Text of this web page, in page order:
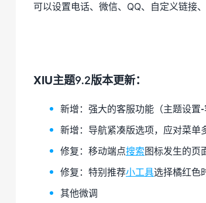
可以设置电话、微信、QQ、自定义链接
XIU主题9.2版本更新：
新增：强大的客服功能（主题设置-
新增：导航紧凑版选项，应对菜单
修复：移动端点搜索图标发生的页
修复：特别推荐小工具选择橘红色
其他微调